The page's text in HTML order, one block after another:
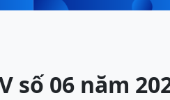
số 06 năm